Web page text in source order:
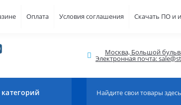
Оплата Условия соглашения Скачать ПО и
Москва, Большой
Электронная почта: